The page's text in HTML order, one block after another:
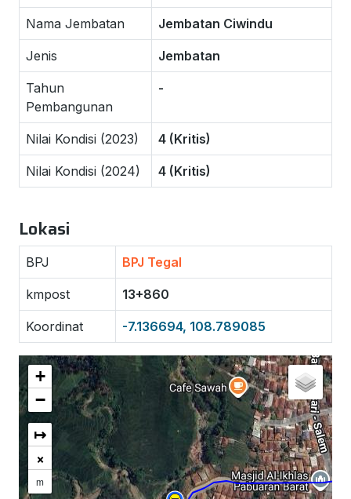
Nama Jembatan Jembatan Ciwindu
Jenis Jembatan
Tahun
Pembangunan
-
Nilai Kondisi (2023) 4 (Kritis)
Nilai Kondisi (2024) 4 (Kritis)
Lokasi
BPJ BPJ Tegal
kmpost 13+860
Koordinat -7.136694, 108.789085
+
−
↦
×
m